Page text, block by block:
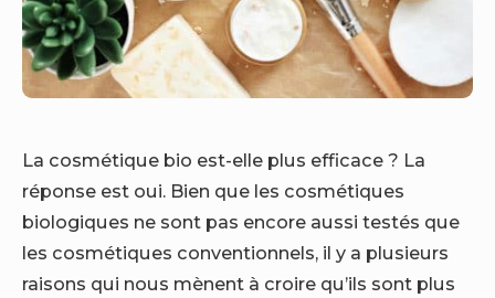
La cosmétique bio est-elle plus efficace ? La
réponse est oui. Bien que les cosmétiques
biologiques ne sont pas encore aussi testés que
les cosmétiques conventionnels, il y a plusieurs
raisons qui nous mènent à croire qu’ils sont plus